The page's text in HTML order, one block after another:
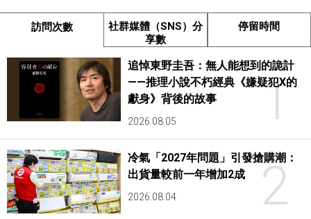
訪問次數
社群媒體（SNS）分
享數
停留時間
1
追悼東野圭吾：無人能想到的詭計
——推理小說不朽經典《嫌疑犯X的
獻身》背後的故事
2026.08.05
2
冷氣「2027年問題」引發搶購潮：
出貨量較前一年增加2成
2026.08.04